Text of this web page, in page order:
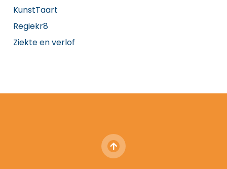
KunstTaart
Regiekr8
Ziekte en verlof